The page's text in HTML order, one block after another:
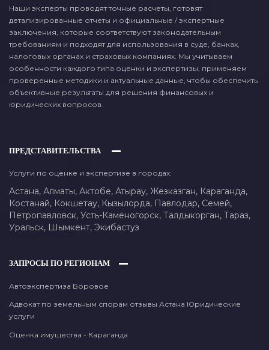
Наши эксперты проводят точные расчеты, готовят
детализированные отчеты и официальные / экспертные
заключения, которые соответствуют законодательным
требованиям и подходят для использования в суде, банках,
налоговых органах и страховых компаниях. Мы учитываем
особенности каждого типа оценки и экспертизы, применяем
проверенные методики и актуальные данные, чтобы обеспечить
объективные результаты для решения финансовых и
юридических вопросов.
ПРЕДСТАВИТЕЛЬСТВА
Услуги по оценке и экспертизе в городах:
Астана, Алматы, Актобе, Атырау, Жезказган, Караганда,
Костанай, Кокшетау, Кызылорда, Павлодар, Семей,
Петропавловск, Усть-Каменогорск, Талдыкорган, Тараз,
Уральск, Шымкент, Экибастуз
ЗАПРОСЫ ПО РЕГИОНАМ
Автоэкспертиза Боровое
Адвокат по земельным спорам отзывы Астана Юридические
услуги
Оценка имущества - Караганда